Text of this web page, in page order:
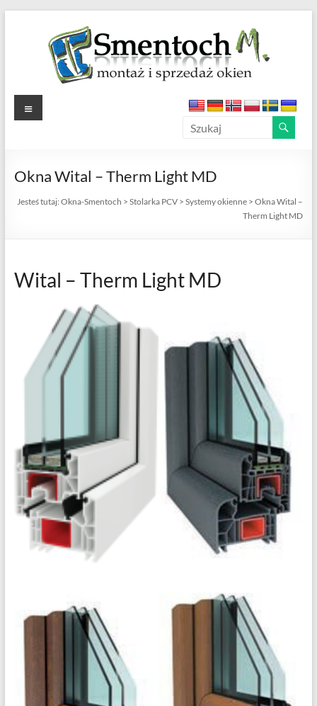
Okna-
PCV
Aluminiowe
Menu
Okna Wital – Therm Light MD
Jesteś tutaj:Okna-Smentoch >Stolarka PCV >Systemy okienne >Okna Wital –
Therm Light MD
Wital – Therm Light MD